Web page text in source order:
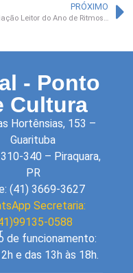
PRÓXIMO
- Ponto
Cultura
Hortênsias, 153 –
Guarituba
340 – Piraquara,
PR
(41) 3669-3627
Secretaria:
0588
de funcionamento:
e das 13h às 18h.